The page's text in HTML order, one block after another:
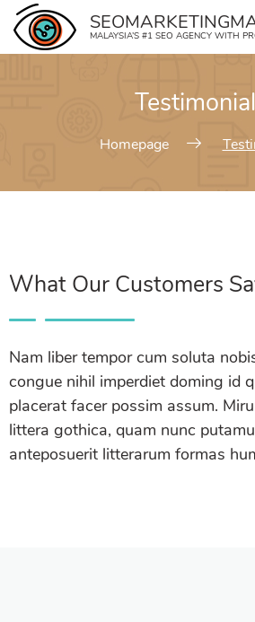
MALAYSIA’S #1 SEO AGENCY WITH
Homepage
What Our Customers
Nam liber tempor cum soluta
congue nihil imperdiet doming id
placerat facer possim assum.
littera gothica, quam nunc
anteposuerit litterarum formas